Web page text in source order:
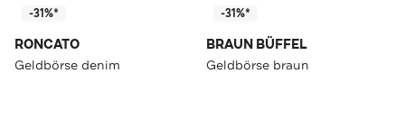
-31%*
RONCATO
Geldbörse denim
-31%*
BRAUN BÜFFEL
Geldbörse braun